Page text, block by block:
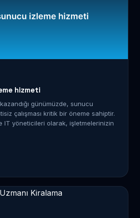
hizmeti
günümüzde, sunucu
çalışması kritik bir öneme sahiptir.
IT yöneticileri olarak, işletmelerinizin